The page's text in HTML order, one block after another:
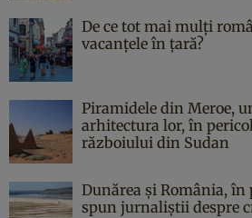
De ce tot mai mulți
vacanțele în țară?
Piramidele din Meroe,
arhitectura lor, în
războiului din Sudan
Dunărea și România, în
spun jurnaliștii despre